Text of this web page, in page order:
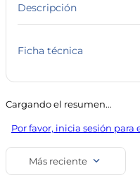
Descripción
Ficha técnica
23301
Uso
Pastas y Geles Dentales
Cargando el resumen…
Por favor, inicia sesión
Más reciente